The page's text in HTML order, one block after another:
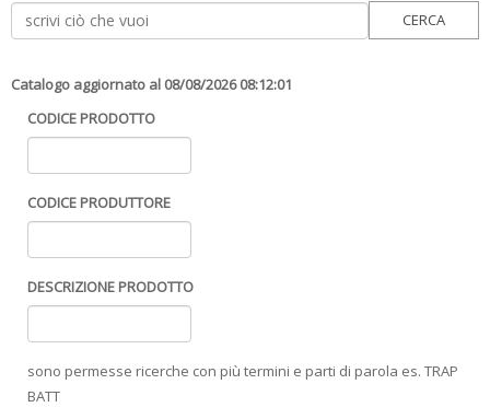
Catalogo aggiornato al 08/08/2026 08:12:01
CODICE PRODOTTO
CODICE PRODUTTORE
DESCRIZIONE PRODOTTO
sono permesse ricerche con più termini e parti di parola es. TRAP
BATT